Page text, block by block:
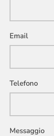
Email
Telefono
Messaggio